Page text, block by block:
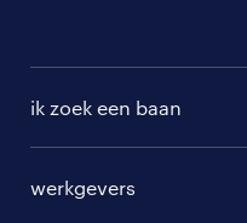
ik zoek een baan
werkgevers